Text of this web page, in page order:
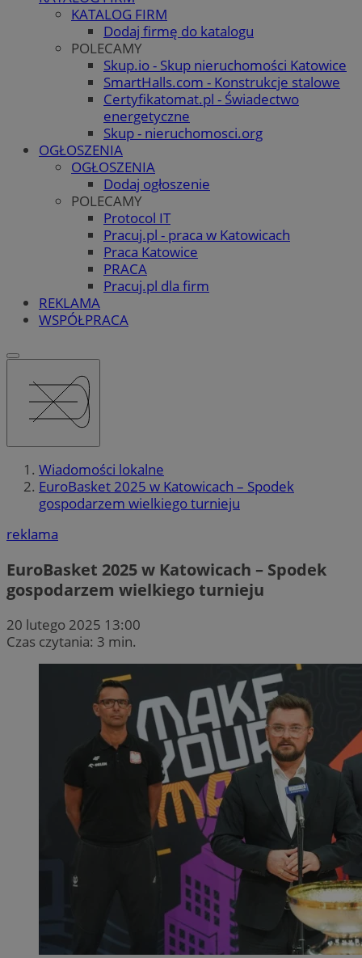
KATALOG FIRM
Dodaj firmę do katalogu
POLECAMY
Skup.io - Skup nieruchomości Katowice
SmartHalls.com - Konstrukcje stalowe
Certyfikatomat.pl - Świadectwo
energetyczne
Skup - nieruchomosci.org
OGŁOSZENIA
OGŁOSZENIA
Dodaj ogłoszenie
POLECAMY
Protocol IT
Pracuj.pl - praca w Katowicach
Praca Katowice
PRACA
Pracuj.pl dla firm
REKLAMA
WSPÓŁPRACA
Wiadomości lokalne
EuroBasket 2025 w Katowicach – Spodek
gospodarzem wielkiego turnieju
reklama
EuroBasket 2025 w Katowicach – Spodek
gospodarzem wielkiego turnieju
20 lutego 2025 13:00
Czas czytania: 3 min.